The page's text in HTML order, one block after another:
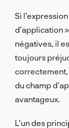
Si
d’application
négatives, il
toujours
correctement,
du champ
avantageux.
L’un des